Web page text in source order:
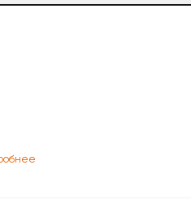
Мягкие брелоки